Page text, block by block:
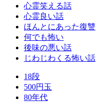
心霊笑える話
心霊良い話
ほんとにあった復讐
何でも怖い
後味の悪い話
じわじわくる怖い話
18段
500円玉
80年代